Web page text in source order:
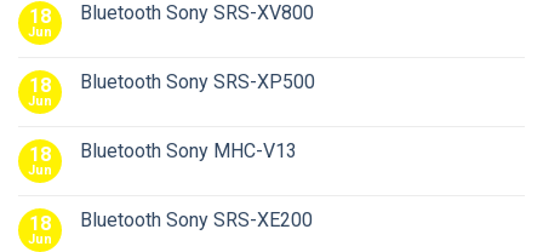
18
Jun
Bluetooth Sony SRS-XV800
18
Jun
Bluetooth Sony SRS-XP500
18
Jun
Bluetooth Sony MHC-V13
18
Jun
Bluetooth Sony SRS-XE200